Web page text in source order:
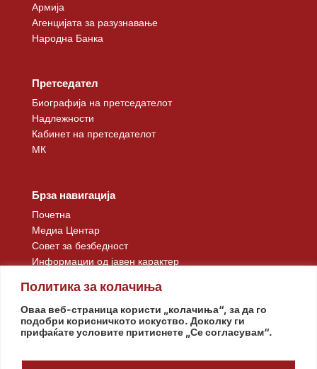
Политика за колачиња
Оваа веб-страница користи „колачиња“, за да го
подобри корисничкото искуство. Доколку ги
прифаќате условите притиснете „Се согласувам“.
Армија
Агенцијата за разузнавање
Народна Банка
Претседател
Биографија на претседателот
Надлежности
Кабинет на претседателот
МК
Брза навигација
Почетна
Медиа Центар
Совет за безбедност
Информации од јавен карактер